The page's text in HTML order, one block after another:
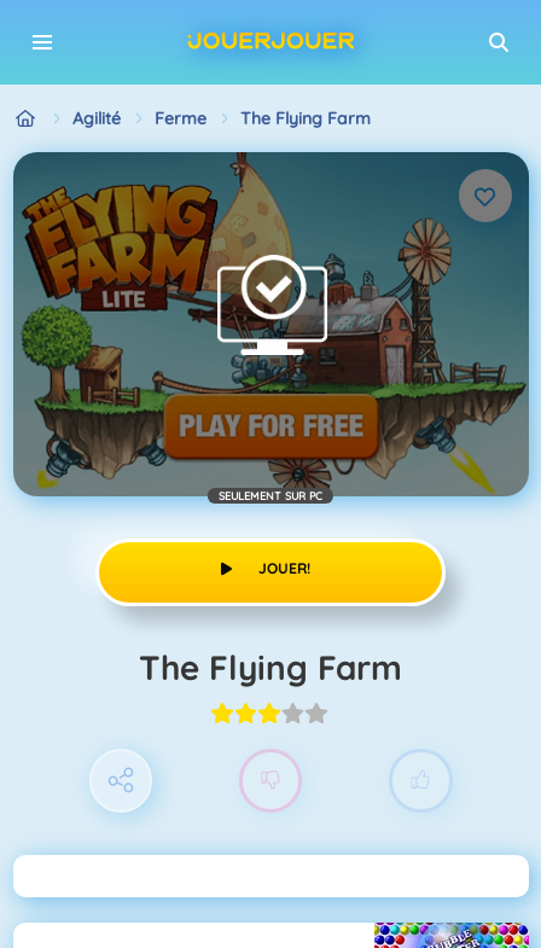
Agilité Ferme The Flying Farm
SEULEMENT SUR PC
JOUER!
The Flying Farm